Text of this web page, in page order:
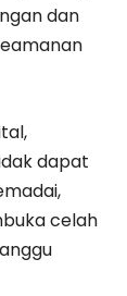
dan
dapat
celah